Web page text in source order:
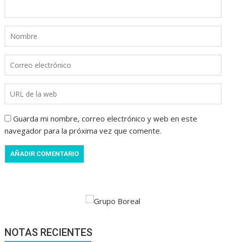
Guarda mi nombre, correo electrónico y web en este
navegador para la próxima vez que comente.
NOTAS RECIENTES